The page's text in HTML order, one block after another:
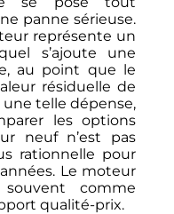
panne sérieuse.
représente un
s’ajoute une
au point que le
résiduelle de
une telle dépense,
les options
neuf n’est pas
rationnelle pour
Le moteur
souvent comme
qualité-prix.